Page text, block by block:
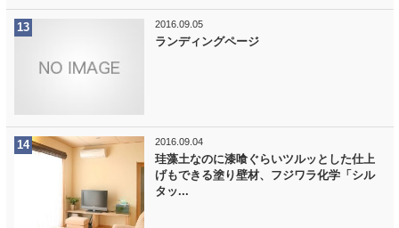
2016.09.05
ランディングページ
2016.09.04
珪藻土なのに漆喰ぐらいツルッとした仕上
げもできる塗り壁材、フジワラ化学「シル
タッ...